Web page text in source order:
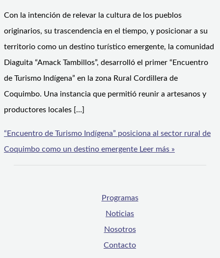
Con la intención de relevar la cultura de los pueblos
originarios, su trascendencia en el tiempo, y posicionar a su
territorio como un destino turístico emergente, la comunidad
Diaguita “Amack Tambillos”, desarrolló el primer “Encuentro
de Turismo Indígena” en la zona Rural Cordillera de
Coquimbo. Una instancia que permitió reunir a artesanos y
productores locales […]
“Encuentro de Turismo Indígena” posiciona al sector rural de
Coquimbo como un destino emergente Leer más »
Programas
Noticias
Nosotros
Contacto